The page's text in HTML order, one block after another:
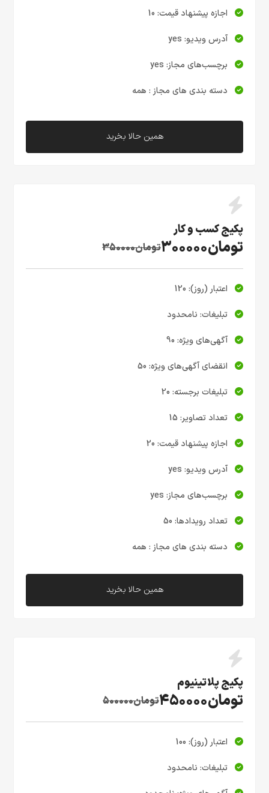
اجازه پیشنهاد قیمت: 10
آدرس ویدیو: yes
برچسب‌های مجاز: yes
دسته بندی های مجاز : همه
همین حالا بخرید
پکیج کسب و کار
تومان300000 تومان350000
اعتبار (روز): 120
تبلیغات: نامحدود
آگهی‌های ویژه: 90
انقضای آگهی‌های ویژه: 50
تبلیغات برجسته: 20
تعداد تصاویر: 15
اجازه پیشنهاد قیمت: 20
آدرس ویدیو: yes
برچسب‌های مجاز: yes
تعداد رویدادها: 50
دسته بندی های مجاز : همه
همین حالا بخرید
پکیج پلاتینیوم
تومان450000 تومان500000
اعتبار (روز): 100
تبلیغات: نامحدود